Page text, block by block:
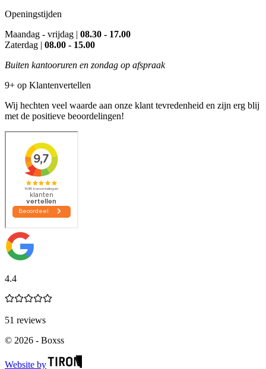
Openingstijden
Maandag - vrijdag | 08.30 - 17.00
Zaterdag | 08.00 - 15.00
Buiten kantooruren en zondag op afspraak
9+ op Klantenvertellen
Wij hechten veel waarde aan onze klant tevredenheid en zijn erg blij
met de positieve beoordelingen!
4.4
51 reviews
© 2026 - Boxss
Website by